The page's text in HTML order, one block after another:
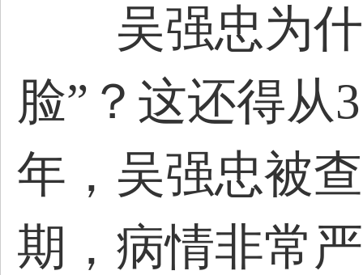
吴强忠为什
脸”？这还得从
年，吴强忠被
期，病情非常